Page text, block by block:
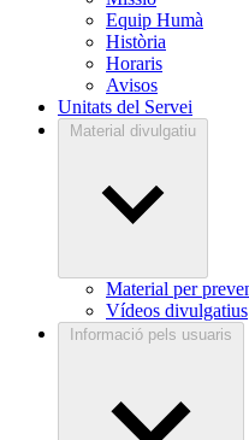
Equip Humà
Història
Horaris
Avisos
Unitats del Servei
Material divulgatiu
Material per
Vídeos divulgatius
Informació pels usuaris